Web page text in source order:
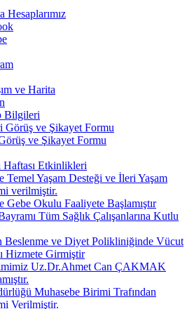
Hesaplarımız
ve Harita
Bilgileri
Görüş ve Şikayet Formu
ve Şikayet Formu
Haftası Etkinlikleri
Temel Yaşam Desteği ve İleri Yaşam
verilmiştir.
Gebe Okulu Faaliyete Başlamıştır
Tüm Sağlık Çalışanlarına Kutlu
Beslenme ve Diyet Polikliniğinde Vücut
Hizmete Girmiştir
Uz.Dr.Ahmet Can ÇAKMAK
Muhasebe Birimi Trafından
Verilmiştir.